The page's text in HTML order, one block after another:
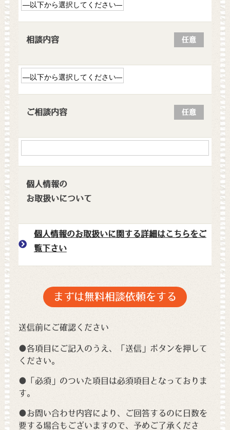
相談内容 任意
ご相談内容 任意
個人情報の
お取扱いについて
個人情報のお取扱いに関する詳細はこちらをご
覧下さい
送信前にご確認ください
●各項目にご記入のうえ、「送信」ボタンを押して
ください。
●「必須」のついた項目は必須項目となっておりま
す。
●お問い合わせ内容により、ご回答するのに日数を
要する場合もございますので、予めご了承くださ